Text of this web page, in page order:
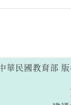
華民國教育部